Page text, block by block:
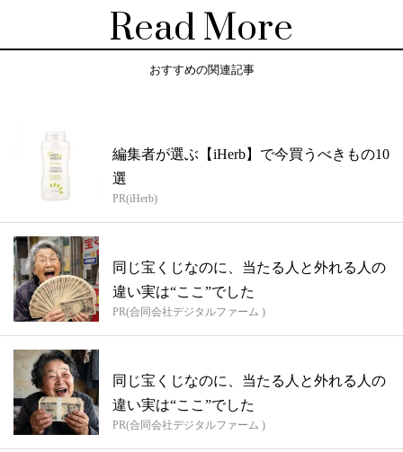
Read More
おすすめの関連記事
編集者が選ぶ【iHerb】で今買うべきもの10
選
PR(iHerb)
同じ宝くじなのに、当たる人と外れる人の
違い実は“ここ”でした
PR(合同会社デジタルファーム )
同じ宝くじなのに、当たる人と外れる人の
違い実は“ここ”でした
PR(合同会社デジタルファーム )